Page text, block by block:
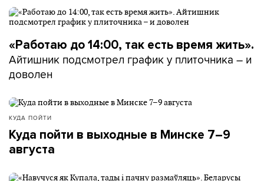
«Работаю до 14:00, так есть время жить».
Айтишник подсмотрел график у плиточника – и
доволен
КУДА ПОЙТИ
Куда пойти в выходные в Минске 7–9
августа